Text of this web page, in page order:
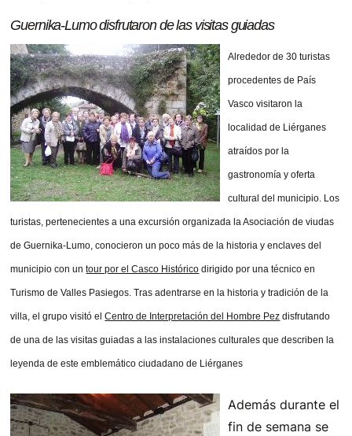
Guernika-Lumo disfrutaron de las visitas guiadas
Alrededor de 30 turistas
procedentes de País
Vasco visitaron la
localidad de Liérganes
atraídos por la
gastronomía y oferta
cultural del municipio. Los
turistas, pertenecientes a una excursión organizada la Asociación de viudas
de Guernika-Lumo, conocieron un poco más de la historia y enclaves del
municipio con untour por el Casco Histórico dirigido por una técnico en
Turismo de Valles Pasiegos. Tras adentrarse en la historia y tradición de la
villa, el grupo visitó elCentro de Interpretación del Hombre Pez disfrutando
de una de las visitas guiadas a las instalaciones culturales que describen la
leyenda de este emblemático ciudadano de Liérganes
Además durante el
fin de semana se